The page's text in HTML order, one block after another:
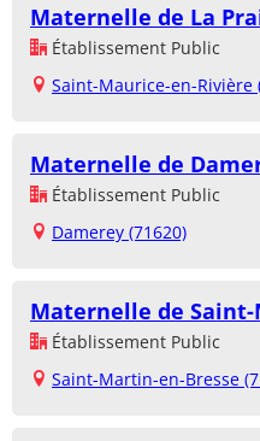
Maternelle de La
Établissement Public
Saint-Maurice-en-Rivière
Maternelle de
Établissement Public
Damerey (71620)
Maternelle de
Établissement Public
Saint-Martin-en-Bresse